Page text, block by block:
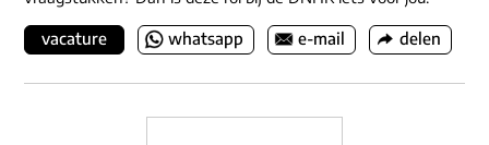
vacature whatsapp e-mail delen